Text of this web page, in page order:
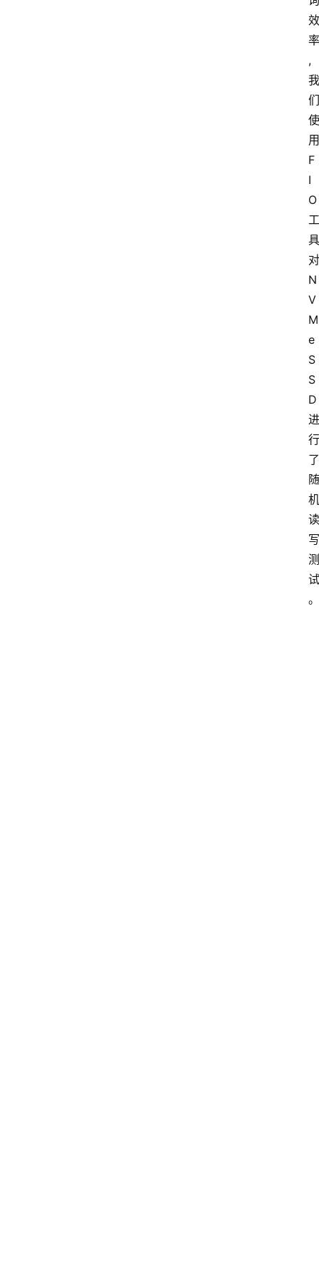
效
率
,
我
们
使
用
F
I
O
工
具
对
N
V
M
e
S
S
D
进
行
了
随
机
读
写
测
试
。